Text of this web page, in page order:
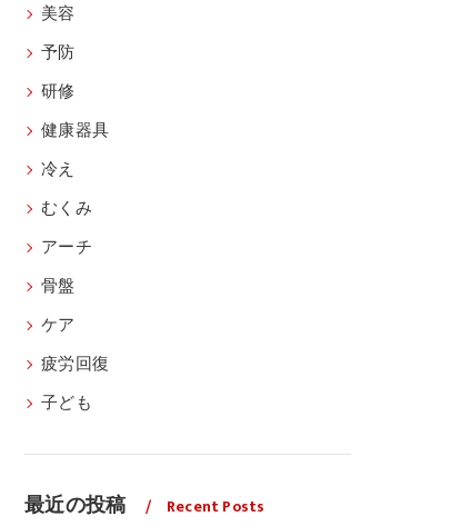
美容
予防
研修
健康器具
冷え
むくみ
アーチ
骨盤
ケア
疲労回復
子ども
最近の投稿 Recent Posts